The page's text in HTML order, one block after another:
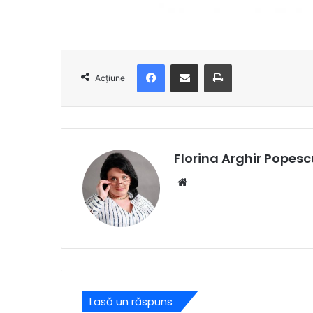
Acțiune
FacebookDistribuie prin e-mail Imprimare
Florina Arghir
Lasă un răspuns